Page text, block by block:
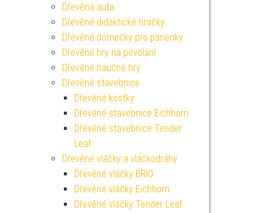
Dřevěná auta
Dřevěné didaktické hračky
Dřevěné domečky pro panenky
Dřevěné hry na povolání
Dřevěné naučné hry
Dřevěné stavebnice
Dřevěné kostky
Dřevěné stavebnice Eichhorn
Dřevěné stavebnice Tender
Leaf
Dřevěné vláčky a vláčkodráhy
Dřevěné vláčky BRIO
Dřevěné vláčky Eichhorn
Dřevěné vláčky Tender Leaf